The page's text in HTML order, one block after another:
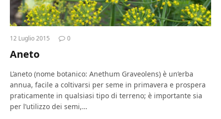
12 Luglio 2015 0
Aneto
L’aneto (nome botanico: Anethum Graveolens) è un’erba
annua, facile a coltivarsi per seme in primavera e prospera
praticamente in qualsiasi tipo di terreno; è importante sia
per l’utilizzo dei semi,…